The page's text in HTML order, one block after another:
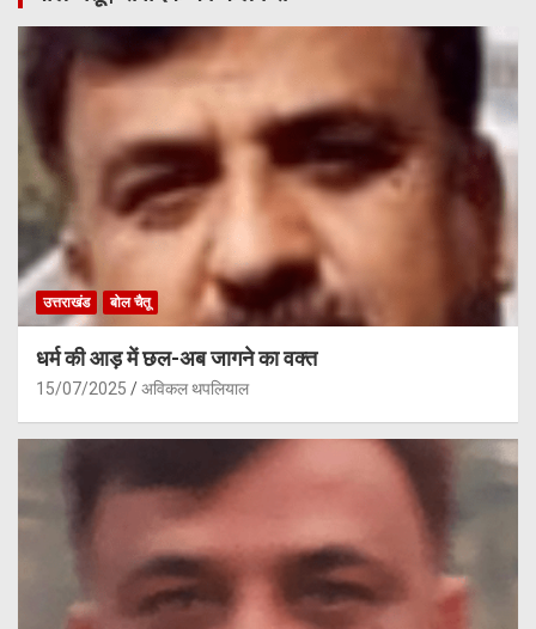
उत्तराखंड बोल चैतू
धर्म की आड़ में छल-अब जागने का वक्त
15/07/2025 अविकल थपलियाल